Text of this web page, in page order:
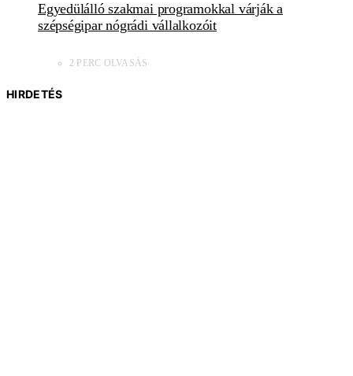
Egyedülálló szakmai programokkal várják a
szépségipar nógrádi vállalkozóit
2 PERC OLVASÁS
HIRDETÉS